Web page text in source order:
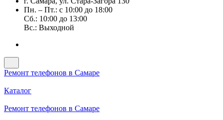
Пн. – Пт.: с 10:00 до 18:00
Сб.: 10:00 до 13:00
Вс.: Выходной
Ремонт телефонов в Самаре
Каталог
Ремонт телефонов в Самаре